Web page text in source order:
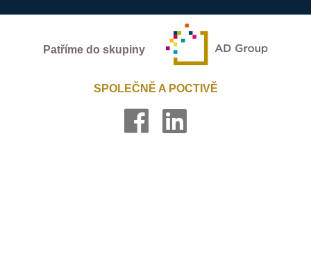
Patříme do skupiny
SPOLEČNĚ A POCTIVĚ